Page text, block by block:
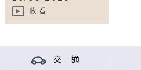
收看
交 通